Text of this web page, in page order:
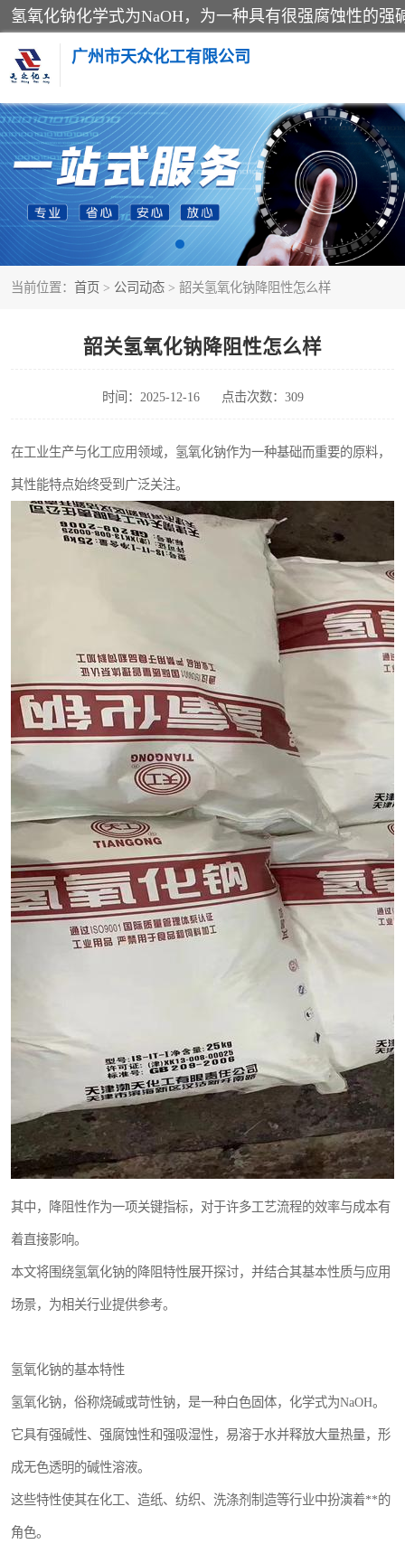
广州市天众化工有限公司
当前位置： 首页 > 公司动态 > 韶关氢氧化钠降阻性怎么样
韶关氢氧化钠降阻性怎么样
时间：2025-12-16 点击次数：309
在工业生产与化工应用领域，氢氧化钠作为一种基础而重要的原料，
其性能特点始终受到广泛关注。
其中，降阻性作为一项关键指标，对于许多工艺流程的效率与成本有
着直接影响。
本文将围绕氢氧化钠的降阻特性展开探讨，并结合其基本性质与应用
场景，为相关行业提供参考。
氢氧化钠的基本特性
氢氧化钠，俗称烧碱或苛性钠，是一种白色固体，化学式为NaOH。
它具有强碱性、强腐蚀性和强吸湿性，易溶于水并释放大量热量，形
成无色透明的碱性溶液。
这些特性使其在化工、造纸、纺织、洗涤剂制造等行业中扮演着**的
角色。
亚硝酸钠
纯碱
草酸
聚合氯化铝
焦亚硫酸钠
氯酸钠
尿素
聚合硫酸铁
元明粉